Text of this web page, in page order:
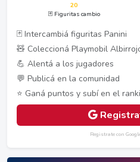
20
🃏 Figuritas cambio
🃏 Intercambiá figuritas Panini
🧸 Coleccioná Playmobil
💪 Alentá a los jugadores
💬 Publicá en la comunidad
⭐ Ganá puntos y subí en el
Registrate con